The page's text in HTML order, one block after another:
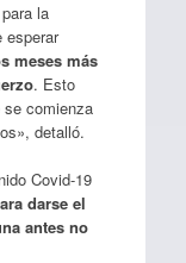
la
esperar
meses más
. Esto
comienza
detalló.
Covid-19
darse el
antes no